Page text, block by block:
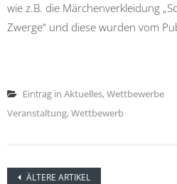
wie z.B. die Märchenverkleidung
Zwerge“ und diese wurden vom
Eintrag in Aktuelles, Wettbewerbe
Veranstaltung, Wettbewerb
Posts
ÄLTERE ARTIKEL